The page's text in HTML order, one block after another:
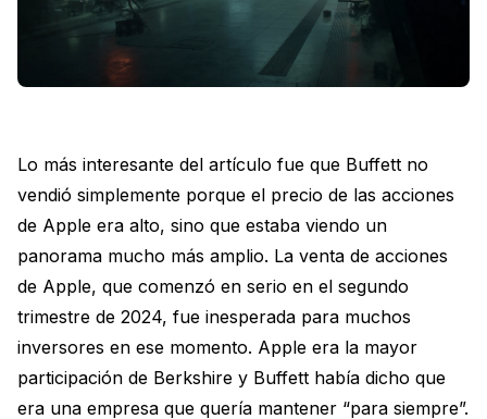
Lo más interesante del artículo fue que Buffett no
vendió simplemente porque el precio de las acciones
de Apple era alto, sino que estaba viendo un
panorama mucho más amplio. La venta de acciones
de Apple, que comenzó en serio en el segundo
trimestre de 2024, fue inesperada para muchos
inversores en ese momento. Apple era la mayor
participación de Berkshire y Buffett había dicho que
era una empresa que quería mantener “para siempre”.